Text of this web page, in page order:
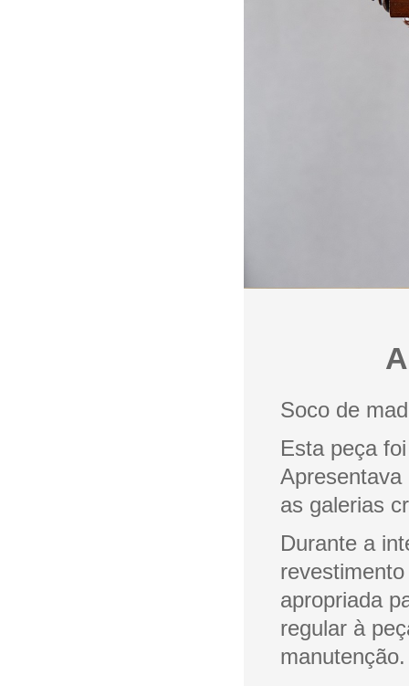
Soco de
Esta peça
as galerias
Durante a
apropriada
regular à
manutenção.